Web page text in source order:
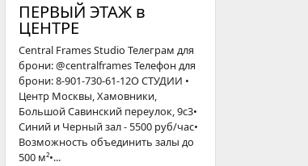
ПЕРВЫЙ ЭТАЖ в
ЦЕНТРЕ
Central Frames Studio Телегрaм для
брони: @centralframes Телефон для
брони: 8-901-730-61-12О СТУДИИ •
Центр Москвы, Хамовники,
Большой Савинский переулок, 9с3•
Синий и Черный зал - 5500 руб/час•
Возможность объединить залы до
500 м²•...